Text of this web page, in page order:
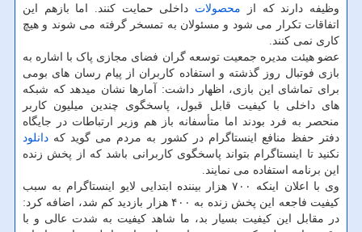
وظیفه دارند که از محصولات داخلی حمایت کنند. اما بازهم این
اتفاقات تکرار می شود و مسئولان به تمسخر گرفته می شوند و هیچ
کاری نمی کنند.
عضو هیئت مدیره جمعیت توسعه گران فضای مجازی پاک با اشاره به
بازی فوتبال روز گذشته و استفاده کاربران از پیام رسان های بومی
برای تماشای این بازی، اظهار داشت: آمارها نشان میدهد که شبکه
های داخلی با کیفیت قابل قبول، پاسخگوی چندین میلیون کاربر
منحصر به فرد بودند اما متأسفانه باز هم وزیر ارتباطات در جایگاه
دفتر حفظ منافع اینستاگرام در کشور به مردم می گوید که دانلود
نکنید تا اینستاگرام بتواند پاسخگوی کاربرانی باشد که از پخش زنده
این برنامه استفاده می نمایند.
وی با اعلان اینکه ۷۰۰ هزار بیننده ابتدایی لایو اینستاگرام به سبب
کیفیت فاجعه این پخش زنده به ۴۰۰ هزار بازدید کم شد، اضافه کرد:
در مقابل این کیفیت بسیار بد، ما شاهد کیفیت به شدت عالی و با